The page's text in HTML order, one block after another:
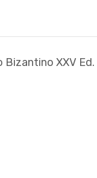
Bizantino XXV Ed.